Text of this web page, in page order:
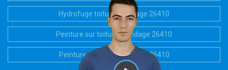
Hydrofuge toiture Glandage 26410
Peinture sur toiture Glandage 26410
Peinture Bardage Glandage 26410